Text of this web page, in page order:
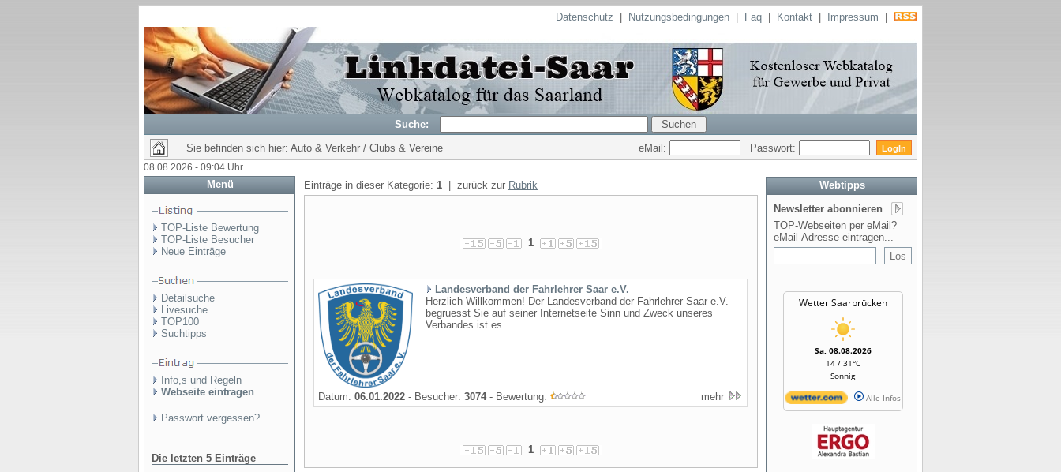
Datenschutz Nutzungsbedingungen Faq Kontakt Impressum
Suche:
Sie befinden sich hier: Auto & Verkehr / Clubs & Vereine
eMail: Passwort:
08.08.2026 - 09:04 Uhr
Menü
TOP-Liste Bewertung
TOP-Liste Besucher
Neue Einträge
Detailsuche
Livesuche
TOP100
Suchtipps
Info,s und Regeln
Webseite eintragen
Passwort vergessen?
Die letzten 5 Einträge
Einträge in dieser Kategorie: 1 | zurück zur Rubrik
1
Landesverband der Fahrlehrer Saar e.V.
Herzlich Willkommen! Der Landesverband der Fahrlehrer Saar e.V.
begruesst Sie auf seiner Internetseite Sinn und Zweck unseres
Verbandes ist es ...
Datum: 06.01.2022 - Besucher: 3074- Bewertung: mehr
1
Webtipps
Newsletter abonnieren
TOP-Webseiten per eMail?
eMail-Adresse eintragen...
Wetter Saarbrücken
Sa, 08.08.2026
14 / 31°C
Sonnig
Alle Infos